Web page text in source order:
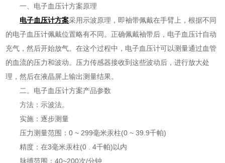
一、电子血压计方案原理
电子血压计方案采用示波原理，即袖带佩戴在手臂上，根据不同
的电子血压计佩戴位置略有不同。正确佩戴袖带后，电子血压计自动
充气，然后开始放气。在这个过程中，电子血压计可以测量通过血管
的血流的压力和波动。压力传感器接收到这些波动后，进行放大处
理，然后在液晶屏上输出测量结果。
二。电子血压计方案产品参数
方法：示波法。
实施：逐步测量
压力测量范围：0 ~ 299毫米汞柱(0 ~ 39.9千帕)
精度：在3毫米汞柱(0 . 4千帕)以内
脉搏范围：40~200次/分钟